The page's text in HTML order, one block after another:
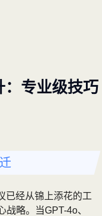
专业级技巧
已经从锦上添花的工
略。当GPT-4o、